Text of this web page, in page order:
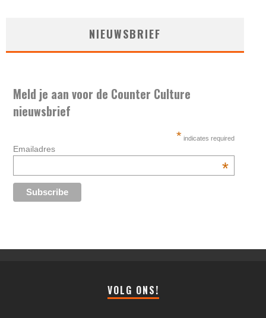
NIEUWSBRIEF
Meld je aan voor de Counter Culture
nieuwsbrief
* indicates required
Emailadres
*
VOLG ONS!